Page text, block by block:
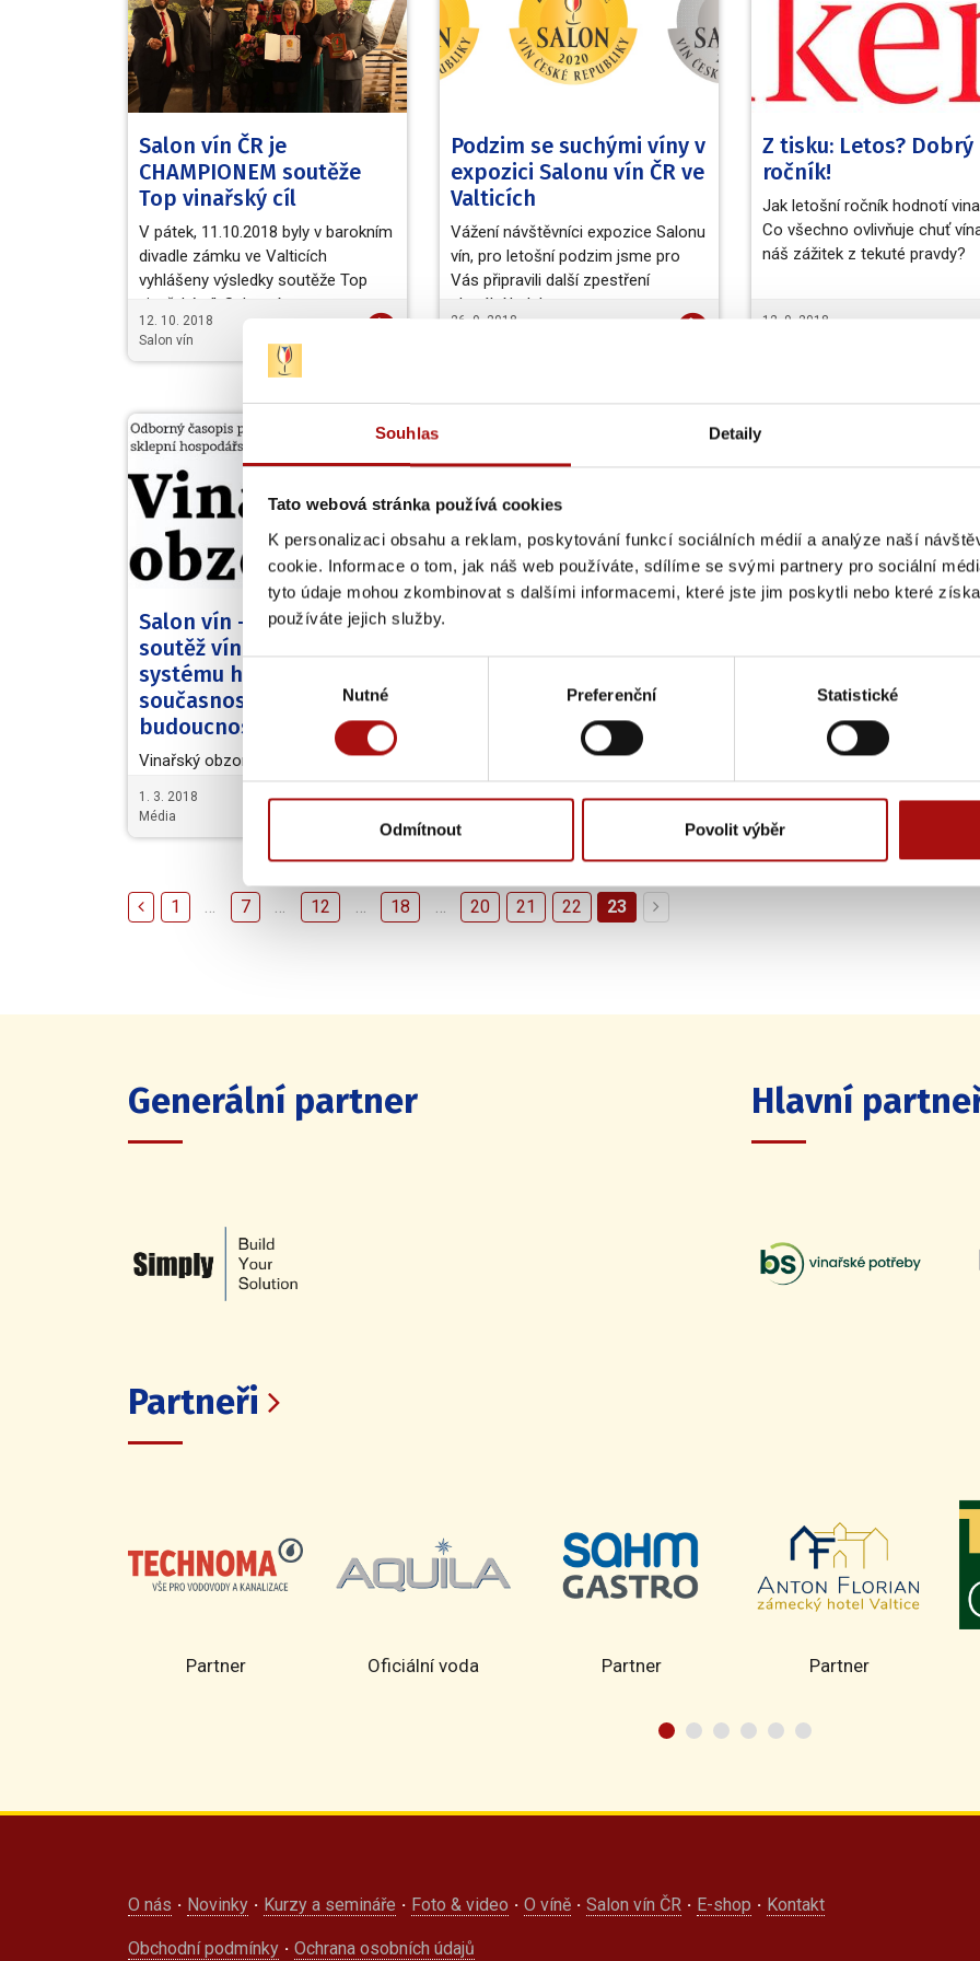
Souhlas Detaily
Tato webová stránka používá cookies
K personalizaci obsahu a reklam, poskytování funkcí sociálních médií a analýze naší
cookie. Informace o tom, jak náš web používáte, sdílíme se svými partnery pro sociální
tyto údaje mohou zkombinovat s dalšími informacemi, které jste jim poskytli nebo které
používáte jejich služby.
souhlasu
Nutné Preferenční Statistické
Odmítnout Povolit výběr
Salon vín ČR je
CHAMPIONEM soutěže
Top vinařský cíl
V pátek, 11.10.2018 byly v barokním
divadle zámku ve Valticích
vyhlášeny výsledky soutěže Top
vinařský cíl. Salon vín…
12. 10. 2018
Salon vín
Podzim se suchými víny v
expozici Salonu vín ČR ve
Valticích
Vážení návštěvníci expozice Salonu
vín, pro letošní podzim jsme pro
Vás připravili další zpestření
aktuální kolekce.…
26. 9. 2018
Z tisku: Letos? Dobrý
ročník!
Jak letošní ročník hodnotí
Co všechno ovlivňuje chuť
náš zážitek z tekuté pravdy?
12. 9. 2018
Salon vín – národní
soutěž vín ČR: historie
systému hodnocení,
současnost a
budoucnost
Vinařský obzor 02/2018 - Salon vín
České republiky jako nejvyšší
národní soutěž vín s výběrem 100
nejlepších vín pro…
1. 3. 2018
Média
degustace vína" s lektorem doc.
Ing. Josefem Balíkem, PhD.
Vinařský obzor 10/2017.
6. 11. 2017
cestovatelů se v posledních
dostává jižní Morava a jedním
lákadel jejich cest do…
1. 3. 2017
1 … 7 … 12 … 18 … 20 21 22 23
Generální partner Hlavní
Partneři
Partner Oficiální voda Partner Partner
O nás · Novinky · Kurzy a semináře · Foto & video · O víně · Salon vín ČR · E-shop · Kontakt
Obchodní podmínky · Ochrana osobních údajů